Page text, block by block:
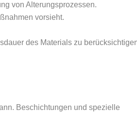
von Alterungsprozessen.
vorsieht.
des Materials zu
Beschichtungen und spezielle